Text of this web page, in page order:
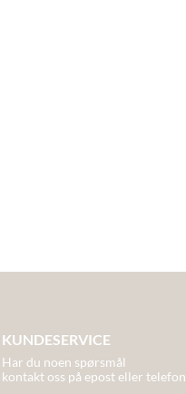
KUNDESERVICE
Har du noen spørsmål
kontakt oss på epost eller telefon